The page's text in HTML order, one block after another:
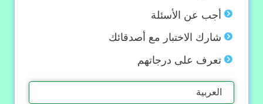
أجب عن الأسئلة
شارك الاختبار مع أصدقائك
تعرف على درجاتهم
العربية